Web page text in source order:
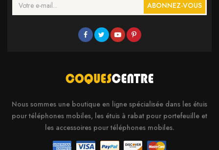
ABONNEZ-VOUS
Nous sommes une boutique en ligne spécialisée dans les étuis
pour téléphones mobiles, les étuis à rabat pour portefeuille et
les accessoires pour téléphones mobiles.